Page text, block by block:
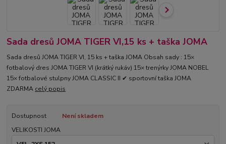
Sada dresů JOMA TIGER VI,15 ks + taška JOMA
Sada dresů JOMA TIGER VI, 15 ks + taška JOMA Obsah sady : 15×
fotbalový dres JOMA TIGER VI (krátký rukáv) 15× trenýrky JOMA NOBEL
15× fotbalové stulpny JOMA CLASSIC II ✔ sportovní taška JOMA
ZDARMA celý popis
Dostupnost
Není skladem
VELIKOSTI JOMA